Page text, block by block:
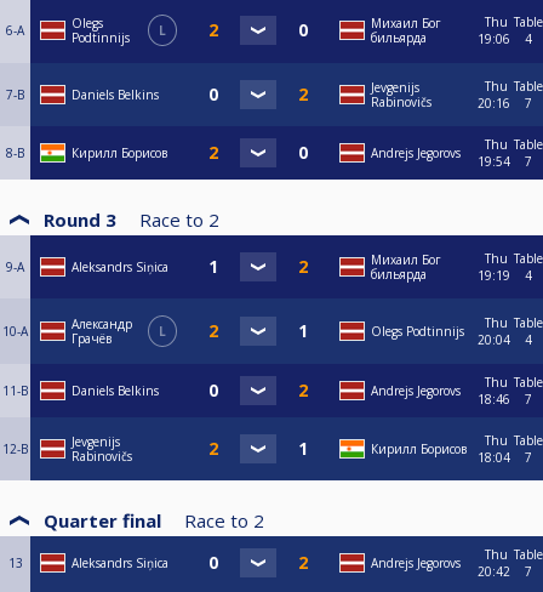
6-A
Olegs
Podtinnijs
L
Михаил Бог
бильярда
Thu
19:06
Table
4
7-B Daniels Belkins
Jevgenijs
Rabinovičs
Thu
20:16
Table
7
8-B Кирилл Борисов Andrejs Jegorovs
Thu
19:54
Table
7
Round 3 Race to 2
9-A Aleksandrs Siņica
Михаил Бог
бильярда
Thu
19:19
Table
4
10-A
Александр
Грачёв
L Olegs Podtinnijs
Thu
20:04
Table
4
11-B Daniels Belkins Andrejs Jegorovs
Thu
18:46
Table
7
12-B
Jevgenijs
Rabinovičs
Кирилл Борисов
Thu
18:04
Table
7
Quarter final Race to 2
13 Aleksandrs Siņica Andrejs Jegorovs
Thu
20:42
Table
7